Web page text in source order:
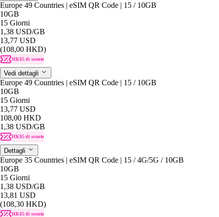
Europe 49 Countries | eSIM QR Code | 15 / 10GB
10GB
15 Giorni
1,38 USD/GB
13,77 USD
(108,00 HKD)
HK$5 di sconto
Vedi dettagli
Europe 49 Countries | eSIM QR Code | 15 / 10GB
10GB
15 Giorni
13,77 USD
108,00 HKD
1,38 USD/GB
HK$5 di sconto
Dettagli
Europe 35 Countries | eSIM QR Code | 15 / 4G/5G / 10GB
10GB
15 Giorni
1,38 USD/GB
13,81 USD
(108,30 HKD)
HK$5 di sconto